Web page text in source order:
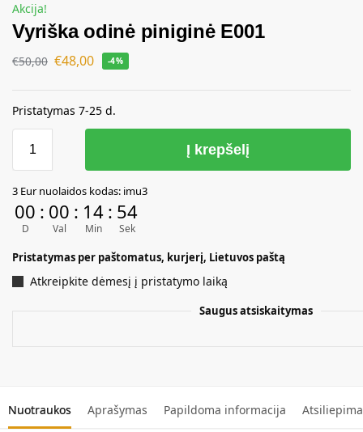
Akcija!
Vyriška odinė piniginė E001
€50,00 €48,00 -4%
Pristatymas 7-25 d.
Į krepšelį
l
t
r
a
3 Eur nuolaidos kodas: imu3
00
D
: 00
Val
: 14
Min
: 54
Sek
Pristatymas per paštomatus, kurjerį, Lietuvos paštą
Atkreipkite dėmesį į pristatymo laiką
Saugus atsiskaitymas
Nuotraukos Aprašymas Papildoma informacija